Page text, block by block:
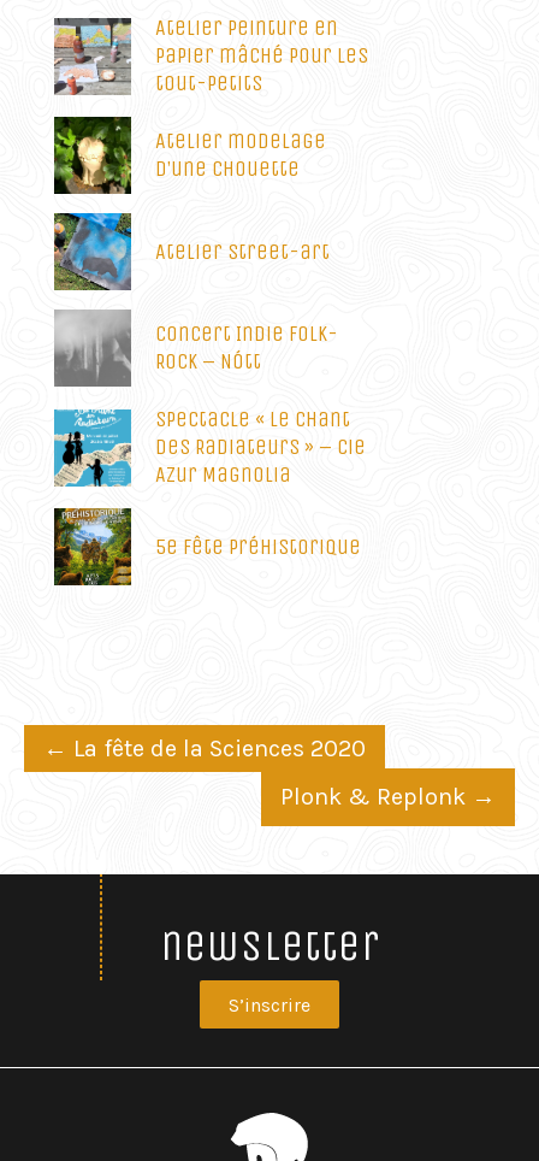
Atelier peinture en
papier mâché pour les
tout-petits
Atelier modelage
d’une chouette
Atelier street-art
Concert Indie Folk-
Rock – Nótt
Spectacle « Le Chant
des Radiateurs » – Cie
Azur Magnolia
5e Fête Préhistorique
navigation
← La fête de la Sciences 2020
Plonk & Replonk →
newsletter
S’inscrire